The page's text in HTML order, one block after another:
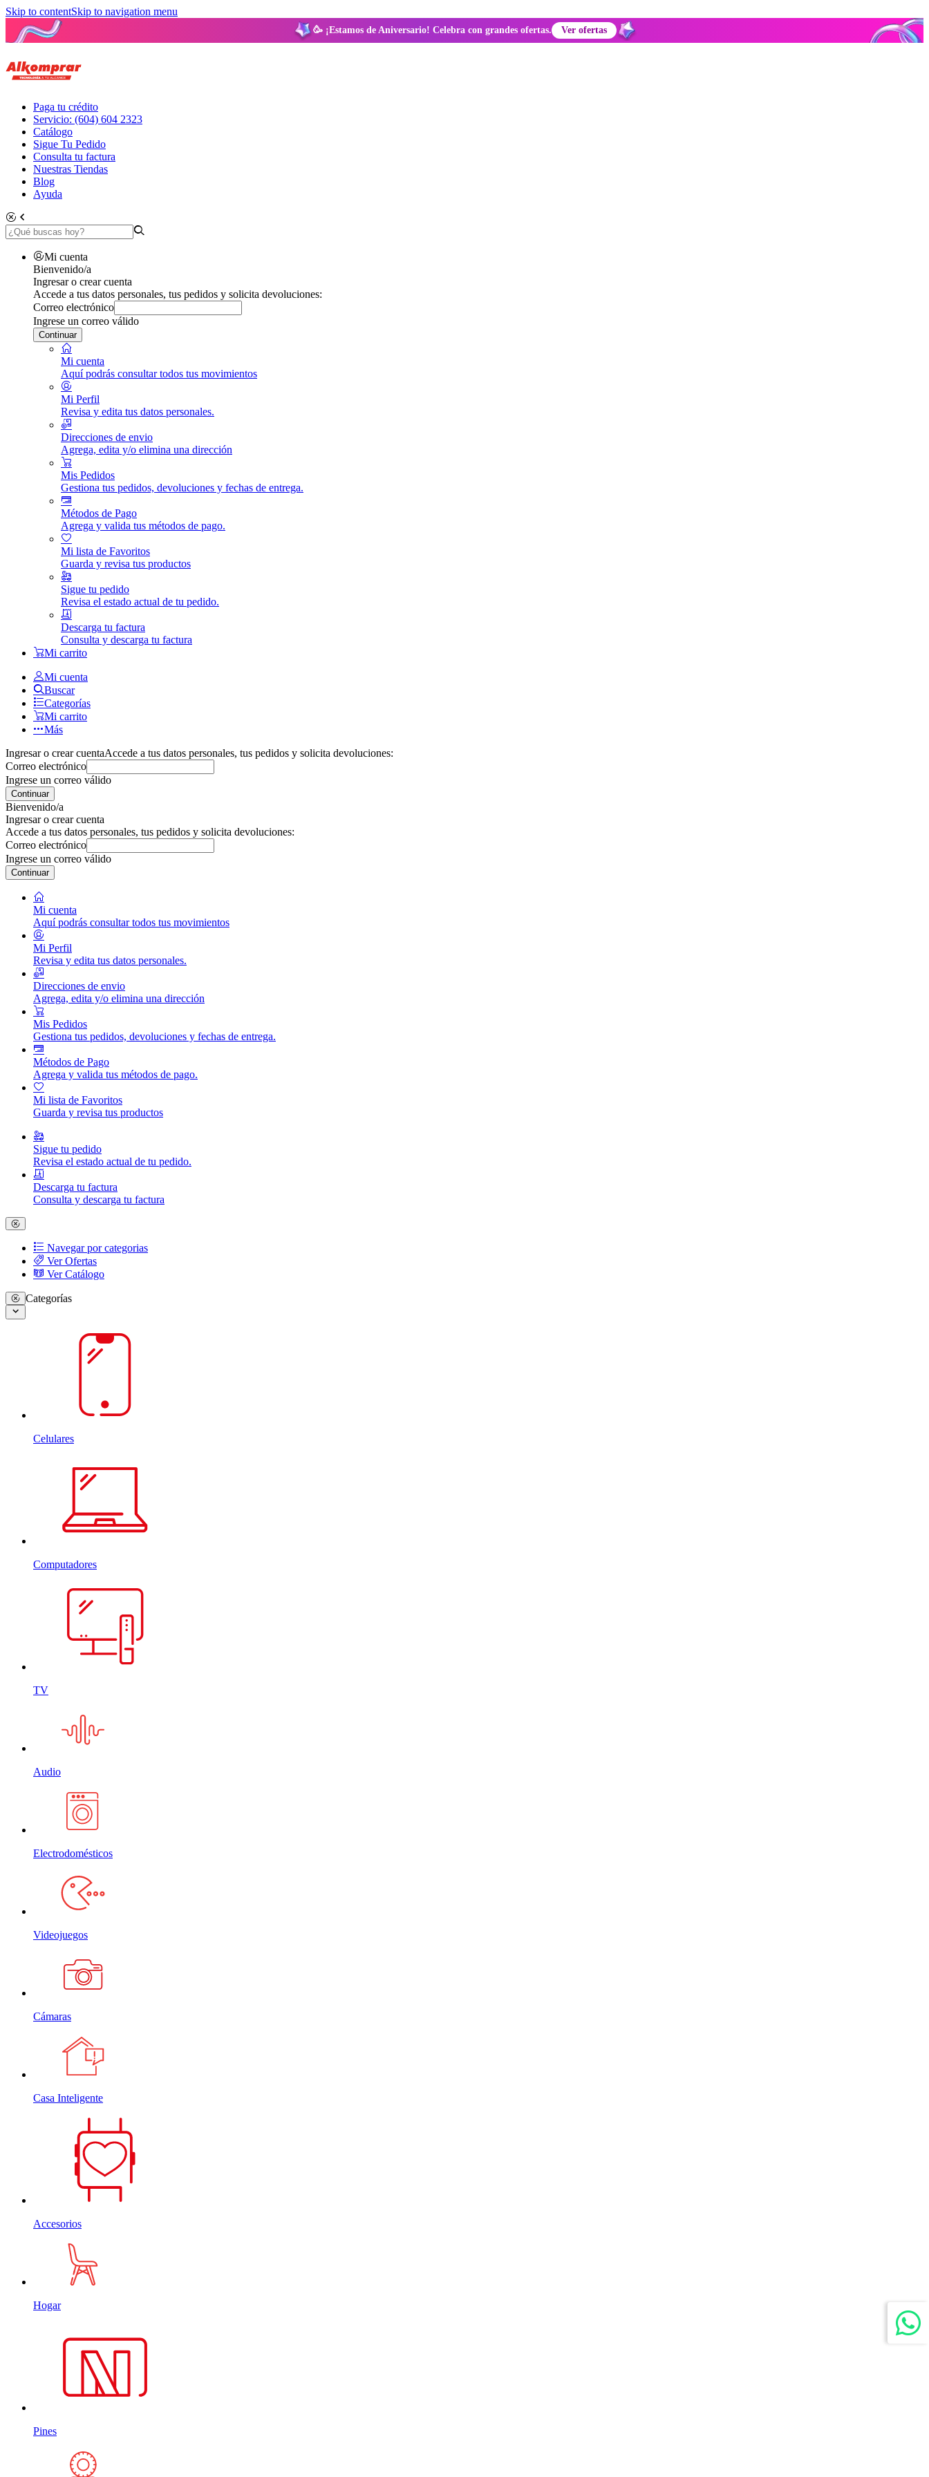
Skip to contentSkip to navigation menu
🥳 ¡Estamos de Aniversario! Celebra con grandes ofertas. Ver ofertas
Paga tu crédito
Servicio: (604) 604 2323
Catálogo
Sigue Tu Pedido
Consulta tu factura
Nuestras Tiendas
Blog
Ayuda
Mi cuenta
Bienvenido/a
Ingresar o crear cuenta
Accede a tus datos personales, tus pedidos y solicita devoluciones:
Correo electrónico
Ingrese un correo válido
Continuar
Mi cuenta
Aquí podrás consultar todos tus movimientos
Mi Perfil
Revisa y edita tus datos personales.
Direcciones de envio
Agrega, edita y/o elimina una dirección
Mis Pedidos
Gestiona tus pedidos, devoluciones y fechas de entrega.
Métodos de Pago
Agrega y valida tus métodos de pago.
Mi lista de Favoritos
Guarda y revisa tus productos
Sigue tu pedido
Revisa el estado actual de tu pedido.
Descarga tu factura
Consulta y descarga tu factura
Mi carrito
Mi cuenta
Buscar
Categorías
Mi carrito
Más
Ingresar o crear cuentaAccede a tus datos personales, tus pedidos y solicita devoluciones:
Correo electrónico
Ingrese un correo válido
Continuar
Bienvenido/a
Ingresar o crear cuenta
Accede a tus datos personales, tus pedidos y solicita devoluciones:
Correo electrónico
Ingrese un correo válido
Continuar
Mi cuenta
Aquí podrás consultar todos tus movimientos
Mi Perfil
Revisa y edita tus datos personales.
Direcciones de envio
Agrega, edita y/o elimina una dirección
Mis Pedidos
Gestiona tus pedidos, devoluciones y fechas de entrega.
Métodos de Pago
Agrega y valida tus métodos de pago.
Mi lista de Favoritos
Guarda y revisa tus productos
Sigue tu pedido
Revisa el estado actual de tu pedido.
Descarga tu factura
Consulta y descarga tu factura
Navegar por categorias
Ver Ofertas
Ver Catálogo
Categorías
Celulares
Computadores
TV
Audio
Electrodomésticos
Videojuegos
Cámaras
Casa Inteligente
Accesorios
Hogar
Pines